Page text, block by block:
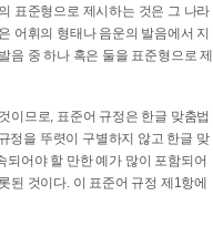
표준형으로 제시하는 것은 그 나라
어휘의 형태나 음운의 발음에서 지
음 중 하나 혹은 둘을 표준형으로 제
이므로, 표준어 규정은 한글 맞춤법
정을 뚜렷이 구별하지 않고 한글 맞
어야 할 만한 예가 많이 포함되어
된 것이다. 이 표준어 규정 제1항에